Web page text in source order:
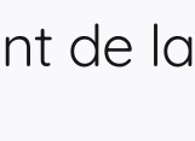
de